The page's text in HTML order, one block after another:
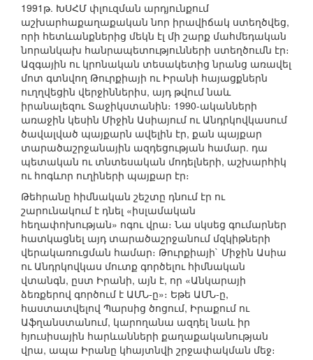
1991թ. ԽՍՀՄ փլուզման արդյունքում
աշխարհաքաղաքական նոր իրավիճակ ստեղծվեց,
որի հետևանքներից մեկն էլ մի շարք մահմեդական
նորանկախ հանրապետությունների ստեղծումն էր։
Ազգային ու կրոնական տեսակետից նրանց առավել
մոտ գտնվող Թուրքիայի ու Իրանի հայացքներն
ուղղվեցին վերջիններիս, այդ թվում նաև
իրանալեզու Տաջիկստանին։ 1990-ականների
առաջին կեսին Միջին Ասիայում ու Անդրկովկասում
ծավալված պայքարն ավելին էր, քան պայքար
տարածաշրջանային ազդեցության համար. դա
պետական ու տնտեսական մոդելների, աշխարհիկ
ու հոգևոր ուղիների պայքար էր։
Թեհրանը հիմնական շեշտը դնում էր ու
շարունակում է դնել «իսլամական
հեղափոխության» ոգու վրա։ Նա սկսեց գումարներ
հատկացնել այդ տարածաշրջանում մզկիթների
վերակառուցման համար։ Թուրքիայի` Միջին Ասիա
ու Անդրկովկաս մուտք գործելու հիմնական
վտանգն, ըստ Իրանի, այն է, որ «Անկարայի
ձեռքերով գործում է ԱՄՆ-ը»։ Եթե ԱՄՆ-ը,
հաստատվելով Պարսից ծոցում, Իրաքում ու
Աֆղանստանում, կարողանա ազդել նաև իր
հյուսիսային հարևանների քաղաքականության
վրա, ապա Իրանը կհայտնվի շրջափակման մեջ։